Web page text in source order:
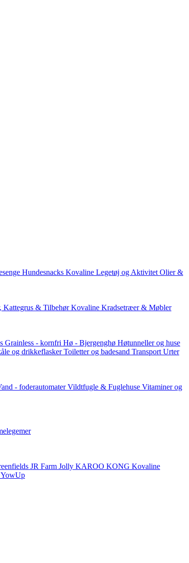
Hundesnacks Kovaline Legetøj og Aktivitet Olier &
Kattegrus & Tilbehør Kovaline Kradsetræer & Møbler
Grainless - kornfri Hø - Bjergenghø Høtunneller og huse
og drikkeflasker Toiletter og badesand Transport Urter
- foderautomater Vildtfugle & Fuglehuse Vitaminer og
JR Farm Jolly KAROO KONG Kovaline
YowUp